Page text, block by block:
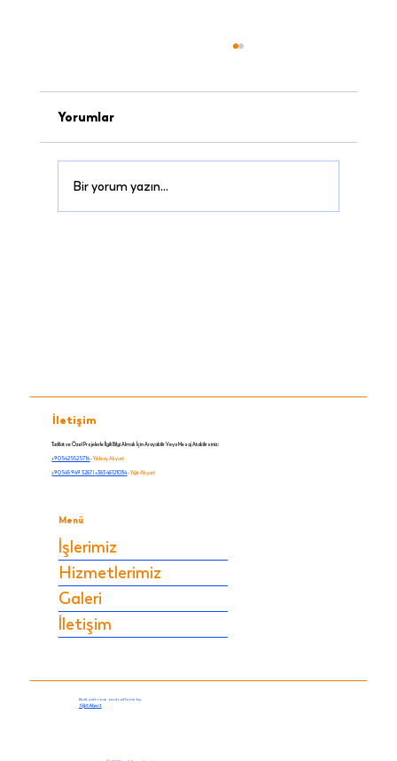
Yorumlar
Bir yorum yazın...
İletişim
Tadilat ve Özel Projelerle İlgili Bilgi Almak İçin Arayabilir Veya Mesaj Atabilirsiniz:
+90 542 552 5716-Yıldıray Akyurt
+90 545 949 3287 |+383 48121034-Yiğit Akyurt
Menü
İşlerimiz
Hizmetlerimiz
Galeri
İletişim
Built with love and caffeine by
Yiğit Akyurt.